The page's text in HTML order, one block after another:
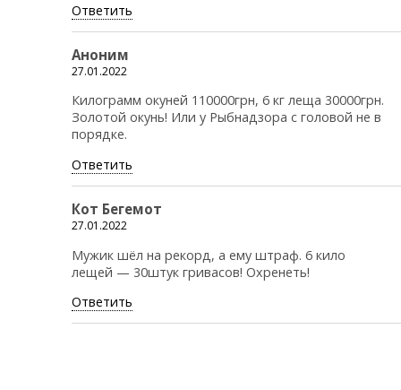
Ответить
Аноним
27.01.2022
Килограмм окуней 110000грн, 6 кг леща 30000грн.
Золотой окунь! Или у Рыбнадзора с головой не в
порядке.
Ответить
Кот Бегемот
27.01.2022
Мужик шёл на рекорд, а ему штраф. 6 кило
лещей — 30штук гривасов! Охренеть!
Ответить